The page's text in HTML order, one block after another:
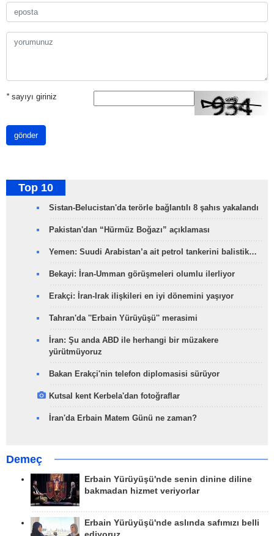
*sayıyı giriniz
gönder
Top 10
Sistan-Belucistan'da terörle bağlantılı 8 şahıs yakalandı
Pakistan'dan “Hürmüz Boğazı” açıklaması
Yemen: Suudi Arabistan’a ait petrol tankerini balistik…
Bekayi: İran-Umman görüşmeleri olumlu ilerliyor
Erakçi: İran-Irak ilişkileri en iyi dönemini yaşıyor
Tahran'da ''Erbain Yürüyüşü'' merasimi
İran: Şu anda ABD ile herhangi bir müzakere
yürütmüyoruz
Bakan Erakçi'nin telefon diplomasisi sürüyor
Kutsal kent Kerbela'dan fotoğraflar
İran'da Erbain Matem Günü ne zaman?
Demeç
Erbain Yürüyüşü'nde senin dinine diline
bakmadan hizmet veriyorlar
Erbain Yürüyüşü'nde aslında safımızı belli